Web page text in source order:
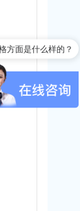
方面是什么样的？
提供哪些品牌产品？